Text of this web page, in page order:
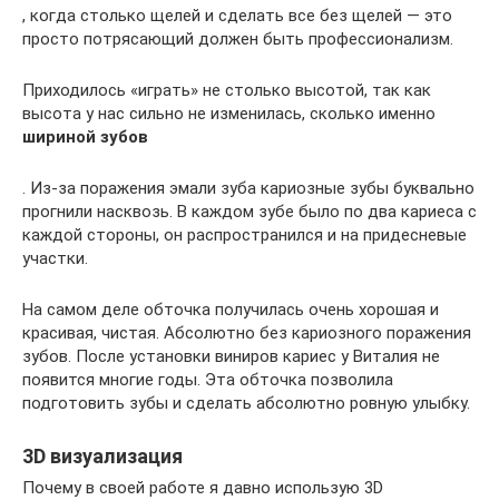
, когда столько щелей и сделать все без щелей — это
просто потрясающий должен быть профессионализм.
Приходилось «играть» не столько высотой, так как
высота у нас сильно не изменилась, сколько именно
шириной зубов
. Из-за поражения эмали зуба кариозные зубы буквально
прогнили насквозь. В каждом зубе было по два кариеса с
каждой стороны, он распространился и на придесневые
участки.
На самом деле обточка получилась очень хорошая и
красивая, чистая. Абсолютно без кариозного поражения
зубов. После установки виниров кариес у Виталия не
появится многие годы. Эта обточка позволила
подготовить зубы и сделать абсолютно ровную улыбку.
3D визуализация
Почему в своей работе я давно использую 3D